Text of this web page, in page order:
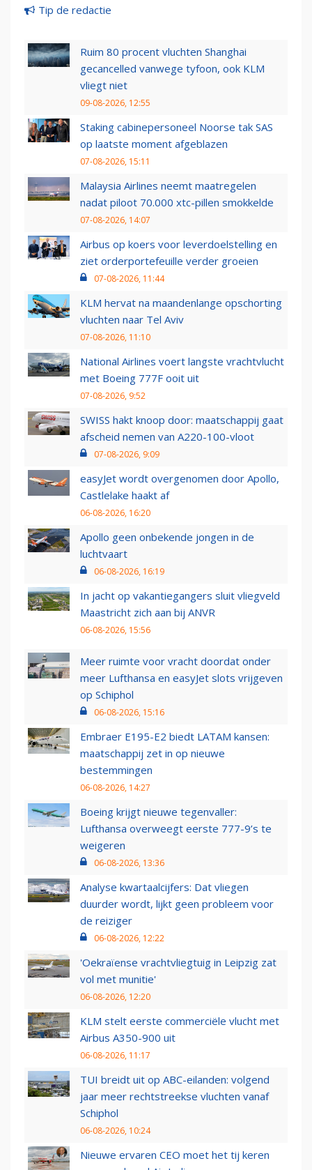
Tip de redactie
Ruim 80 procent vluchten Shanghai
gecancelled vanwege tyfoon, ook KLM
vliegt niet
09-08-2026, 12:55
Staking cabinepersoneel Noorse tak SAS
op laatste moment afgeblazen
07-08-2026, 15:11
Malaysia Airlines neemt maatregelen
nadat piloot 70.000 xtc-pillen smokkelde
07-08-2026, 14:07
Airbus op koers voor leverdoelstelling en
ziet orderportefeuille verder groeien
07-08-2026, 11:44
KLM hervat na maandenlange opschorting
vluchten naar Tel Aviv
07-08-2026, 11:10
National Airlines voert langste vrachtvlucht
met Boeing 777F ooit uit
07-08-2026, 9:52
SWISS hakt knoop door: maatschappij gaat
afscheid nemen van A220-100-vloot
07-08-2026, 9:09
easyJet wordt overgenomen door Apollo,
Castlelake haakt af
06-08-2026, 16:20
Apollo geen onbekende jongen in de
luchtvaart
06-08-2026, 16:19
In jacht op vakantiegangers sluit vliegveld
Maastricht zich aan bij ANVR
06-08-2026, 15:56
Meer ruimte voor vracht doordat onder
meer Lufthansa en easyJet slots vrijgeven
op Schiphol
06-08-2026, 15:16
Embraer E195-E2 biedt LATAM kansen:
maatschappij zet in op nieuwe
bestemmingen
06-08-2026, 14:27
Boeing krijgt nieuwe tegenvaller:
Lufthansa overweegt eerste 777-9’s te
weigeren
06-08-2026, 13:36
Analyse kwartaalcijfers: Dat vliegen
duurder wordt, lijkt geen probleem voor
de reiziger
06-08-2026, 12:22
'Oekraïense vrachtvliegtuig in Leipzig zat
vol met munitie'
06-08-2026, 12:20
KLM stelt eerste commerciële vlucht met
Airbus A350-900 uit
06-08-2026, 11:17
TUI breidt uit op ABC-eilanden: volgend
jaar meer rechtstreekse vluchten vanaf
Schiphol
06-08-2026, 10:24
Nieuwe ervaren CEO moet het tij keren